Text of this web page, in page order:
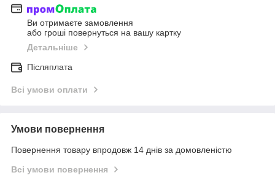
Ви отримаєте замовлення
або гроші повернуться на вашу картку
Детальніше
Післяплата
Всі умови оплати
Умови повернення
Повернення товару впродовж 14 днів за домовленістю
Всі умови повернення